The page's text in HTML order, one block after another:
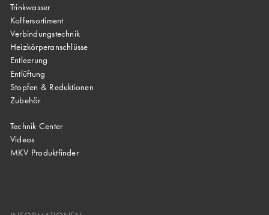
Trinkwasser
Koffersortiment
Verbindungstechnik
Heizkörperanschlüsse
Entleerung
Entlüftung
Stopfen & Reduktionen
Zubehör
Technik Center
Videos
MKV Produktfinder